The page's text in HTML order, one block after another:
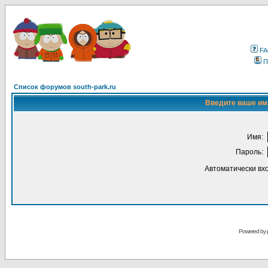
Список форумов south-park.ru
Введите ваше
Имя:
Пароль:
Автоматически
Powered by